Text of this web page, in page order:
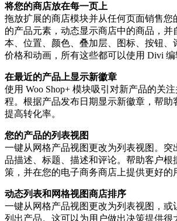
将您的商店放在每一页上
拖放扩展的商店模块并从任何页面销售您
的产品元素，动态显示商店中的商品，并
本、位置、颜色、叠加层、图标、按钮、
价格和动画，所有这些都可以使用 Divi 编
在最近的产品上显示新徽章
使用 Woo Shop+ 模块吸引对新产品的关
程。根据产品发布日期显示新徽章，帮助
提高转化率。
您的产品的列表视图
一键从网格产品视图更改为列表视图。突
品描述、标题、描述和评论。帮助客户根
策，并在您的电子商务商店上提供更好的
动态列表和网格视图商店排序
一键从网格产品视图更改为列表视图，或
列出产品。这可以为用户做出决策提供很